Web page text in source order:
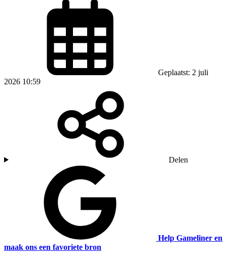
Geplaatst: 2 juli
2026 10:59
Delen
Help Gameliner en
maak ons een favoriete bron